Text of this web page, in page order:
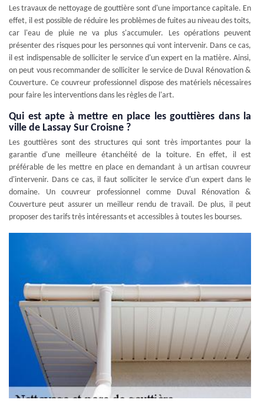
Les travaux de nettoyage de gouttière sont d'une importance capitale. En
effet, il est possible de réduire les problèmes de fuites au niveau des toits,
car l'eau de pluie ne va plus s'accumuler. Les opérations peuvent
présenter des risques pour les personnes qui vont intervenir. Dans ce cas,
il est indispensable de solliciter le service d'un expert en la matière. Ainsi,
on peut vous recommander de solliciter le service de Duval Rénovation &
Couverture. Ce couvreur professionnel dispose des matériels nécessaires
pour faire les interventions dans les règles de l'art.
Qui est apte à mettre en place les gouttières dans la
ville de Lassay Sur Croisne ?
Les gouttières sont des structures qui sont très importantes pour la
garantie d'une meilleure étanchéité de la toiture. En effet, il est
préférable de les mettre en place en demandant à un artisan couvreur
d'intervenir. Dans ce cas, il faut solliciter le service d'un expert dans le
domaine. Un couvreur professionnel comme Duval Rénovation &
Couverture peut assurer un meilleur rendu de travail. De plus, il peut
proposer des tarifs très intéressants et accessibles à toutes les bourses.